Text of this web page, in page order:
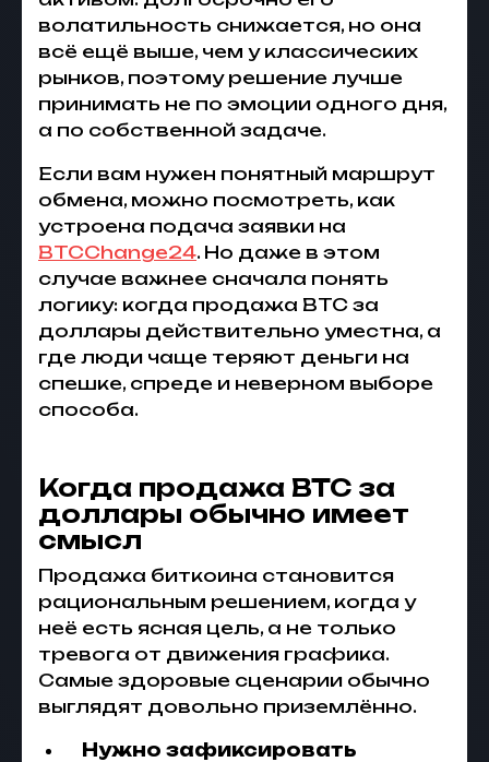
волатильность снижается, но она
всё ещё выше, чем у классических
рынков, поэтому решение лучше
принимать не по эмоции одного дня,
а по собственной задаче.
Если вам нужен понятный маршрут
обмена, можно посмотреть, как
устроена подача заявки на
BTCChange24. Но даже в этом
случае важнее сначала понять
логику: когда продажа BTC за
доллары действительно уместна, а
где люди чаще теряют деньги на
спешке, спреде и неверном выборе
способа.
Когда продажа BTC за
доллары обычно имеет
смысл
Продажа биткоина становится
рациональным решением, когда у
неё есть ясная цель, а не только
тревога от движения графика.
Самые здоровые сценарии обычно
выглядят довольно приземлённо.
Нужно зафиксировать